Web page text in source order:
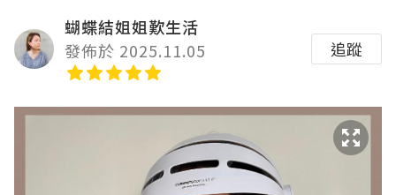
蝴蝶結姐姐歎生活
發佈於 2025.11.05
追蹤